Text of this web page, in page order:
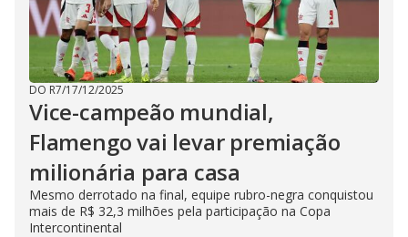
DO R7/17/12/2025
Vice-campeão mundial,
Flamengo vai levar premiação
milionária para casa
Mesmo derrotado na final, equipe rubro-negra conquistou
mais de R$ 32,3 milhões pela participação na Copa
Intercontinental